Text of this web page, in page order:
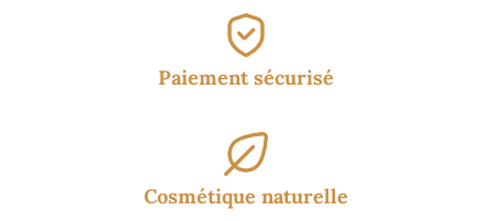
Paiement sécurisé
Cosmétique naturelle